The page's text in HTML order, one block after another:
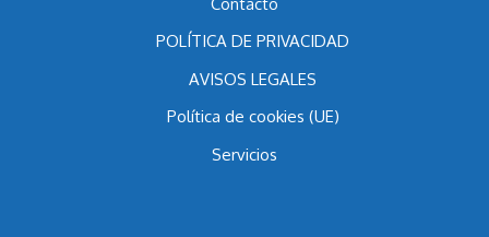
POLÍTICA DE PRIVACIDAD
AVISOS LEGALES
Política de cookies (UE)
Servicios